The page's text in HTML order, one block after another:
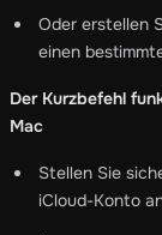
Oder erstellen
einen
Der Kurzbefehl
Mac
Stellen Sie
iCloud-Konto